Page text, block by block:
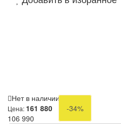
Нет в наличии
Цена: 161 880
-34%
106 990